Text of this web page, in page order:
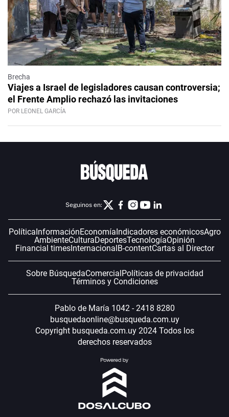
Brecha
Viajes a Israel de legisladores causan controversia;
el Frente Amplio rechazó las invitaciones
POR LEONEL GARCÍA
Seguinos en:
PolíticaInformaciónEconomíaIndicadores económicosAgro
AmbienteCulturaDeportesTecnologíaOpinión
Financial timesInternacionalB-contentCartas al Director
Sobre BúsquedaComercialPolíticas de privacidad
Términos y Condiciones
Pablo de María 1042 - 2418 8280
busquedaonline@busqueda.com.uy
Copyright busqueda.com.uy 2024 Todos los
derechos reservados